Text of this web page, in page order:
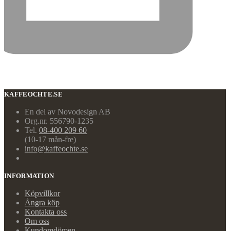
KAFFEOCHTE.SE
En del av Novodesign AB
Org.nr. 556790-1235
Tel. 08-400 209 60
(10-17 mån-fre)
info@kaffeochte.se
INFORMATION
Köpvillkor
Ångra köp
Kontakta oss
Om oss